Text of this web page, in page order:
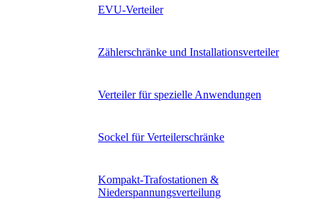
EVU-Verteiler
Zählerschränke und Installationsverteiler
Verteiler für spezielle Anwendungen
Sockel für Verteilerschränke
Kompakt-Trafostationen &
Niederspannungsverteilung